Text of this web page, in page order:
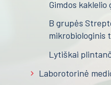
Gimdos
B grupės
mikrobiologinis
Lytiškai
Laborotorinė